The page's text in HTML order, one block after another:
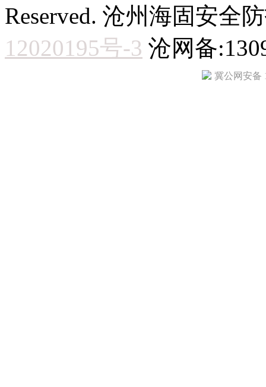
Reserved. 沧州海固安全
12020195号-3 沧网备
冀公网安备